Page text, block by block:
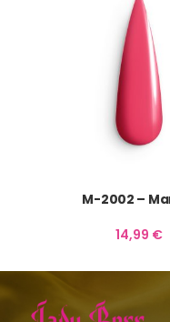
M-2002 –
14,99 €